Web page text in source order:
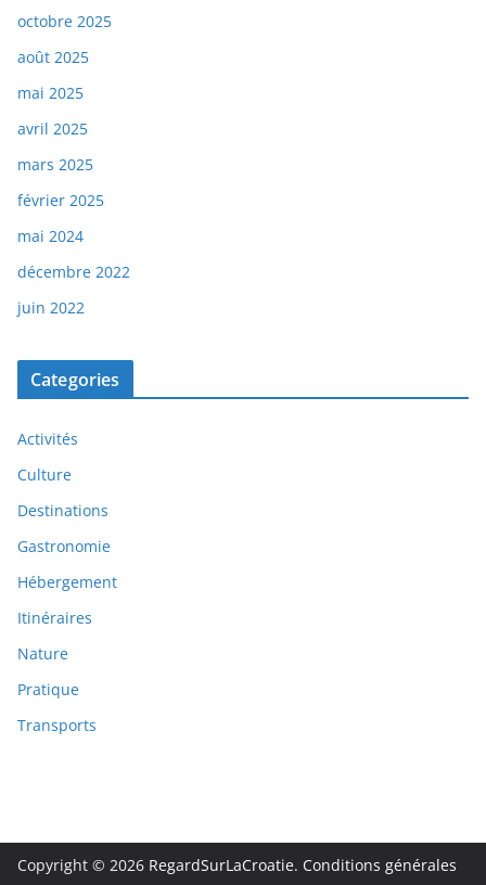
octobre 2025
août 2025
mai 2025
avril 2025
mars 2025
février 2025
mai 2024
décembre 2022
juin 2022
Categories
Activités
Culture
Destinations
Gastronomie
Hébergement
Itinéraires
Nature
Pratique
Transports
Copyright © 2026 RegardSurLaCroatie. Conditions générales